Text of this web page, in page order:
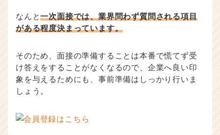
ウ
ト
届
就
活
ト
チ
なんと一次面接では、業界問わず質問される項目
がある程度決まっています。
そのため、面接の準備することは本番で慌てず受
け答えをすることがなくなるので、企業へ良い印
象を与えるためにも、事前準備はしっかり行いま
しょう。